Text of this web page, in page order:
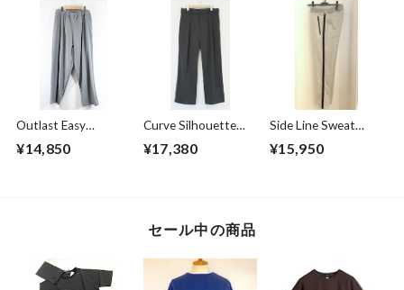
Outlast Easy
Pants Gray
¥14,850
Curve Silhouette
Slacks Pants
Charcoal
¥17,380
Side Line Sweat
Tapered Pants
Gray
¥15,950
セール中の商品